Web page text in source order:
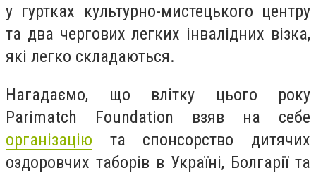
у гуртках культурно-мистецького центру
та два чергових легких інвалідних візка,
які легко складаються.
Нагадаємо, що влітку цього року
Parimatch Foundation взяв на себе
організацію та спонсорство дитячих
оздоровчих таборів в Україні, Болгарії та